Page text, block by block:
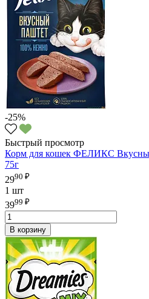
-25%
Быстрый просмотр
Корм для кошек ФЕЛИКС
75г
2990 ₽
1 шт
3999 ₽
В корзину